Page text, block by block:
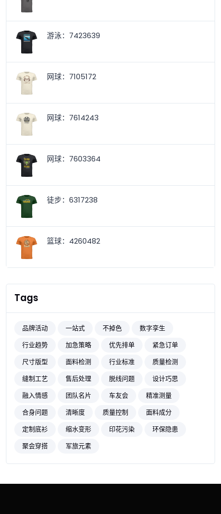
游泳：7423639
网球：7105172
网球：7614243
网球：7603364
徒步：6317238
篮球：4260482
Tags
品牌活动 一站式 不掉色
数字孪生
行业趋势
加急策略 优先排单
紧急订单
尺寸版型
面料检测 行业标准
质量检测
缝制工艺
售后处理 脱线问题
设计巧思
融入情感
团队名片 车友会
精准测量
合身问题
清晰度 质量控制
面料成分
定制底衫
缩水变形 印花污染
环保隐患
聚会穿搭
军旅元素